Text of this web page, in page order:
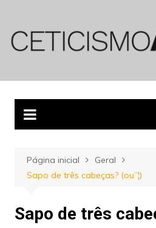
conteúdo
Página inicial
Geral
Sapo de três cabeças? (ou”¦)
Sapo de três